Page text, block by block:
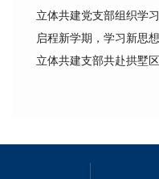
立体共建党支部组织学
启程新学期，学习新思
立体共建支部共赴拱墅